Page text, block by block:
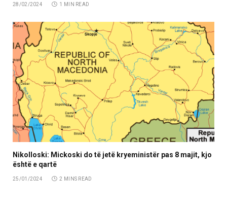
28/02/2024 1 MIN READ
Nikolloski: Mickoski do të jetë kryeministër pas 8 majit, kjo
është e qartë
25/01/2024 2 MINS READ